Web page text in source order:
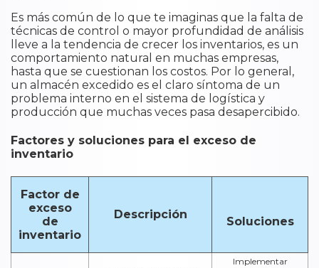
Es más común de lo que te imaginas que la falta de
técnicas de control o mayor profundidad de análisis
lleve a la tendencia de crecer los inventarios, es un
comportamiento natural en muchas empresas,
hasta que se cuestionan los costos. Por lo general,
un almacén excedido es el claro síntoma de un
problema interno en el sistema de logística y
producción que muchas veces pasa desapercibido.
Factores y soluciones para el exceso de
inventario
Factor de
exceso
de
inventario
Descripción
Soluciones
Implementar